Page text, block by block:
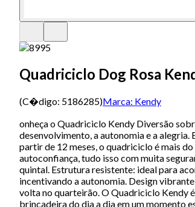
Quadriciclo Dog Rosa
(C�digo: 5186285)Marca: Kendy
onheça o Quadriciclo Kendy Diversão
desenvolvimento, a autonomia e a
partir de 12 meses, o quadriciclo é mais
autoconfiança, tudo isso com muita
quintal. Estrutura resistente: ideal para
incentivando a autonomia. Design
volta no quarteirão. O Quadriciclo Kendy
brincadeira do dia a dia em um momento